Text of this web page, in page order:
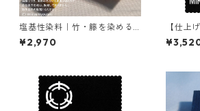
塩基性染料｜竹・籐を染める
｜100g｜塩基性エロー（液体
タイプ、黄色）
¥2,970
【仕上
0g｜カ